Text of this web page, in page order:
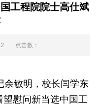
工程院院士高仕斌
点击数：
余敏明，校长闫学东
慰问新当选中国工